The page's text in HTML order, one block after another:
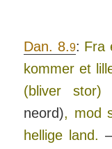
Dan. 8.9: Fra
kommer et
(bliver stor)
neord), mod
hellige land.